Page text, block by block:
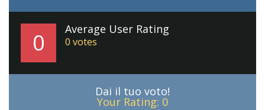
0 Average User Rating
0 votes
Dai il tuo voto!
Your Rating: 0